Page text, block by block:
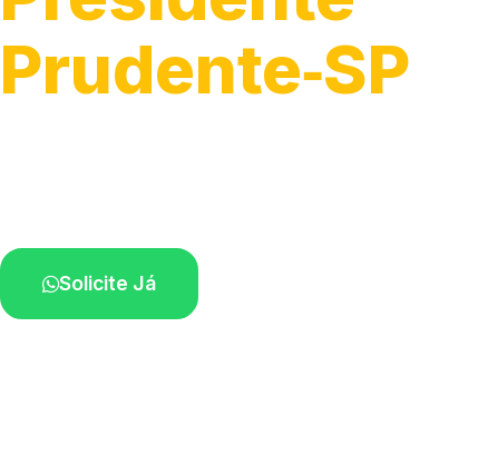
Prudente‑SP
Solicite Já